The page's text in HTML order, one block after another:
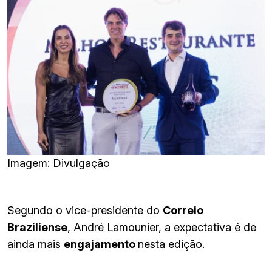
Imagem: Divulgação
Segundo o vice-presidente do Correio
Braziliense, André Lamounier, a expectativa é de
ainda mais engajamento nesta edição.